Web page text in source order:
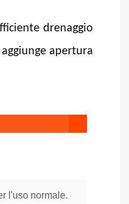
drenaggio
apertura
l'uso normale.